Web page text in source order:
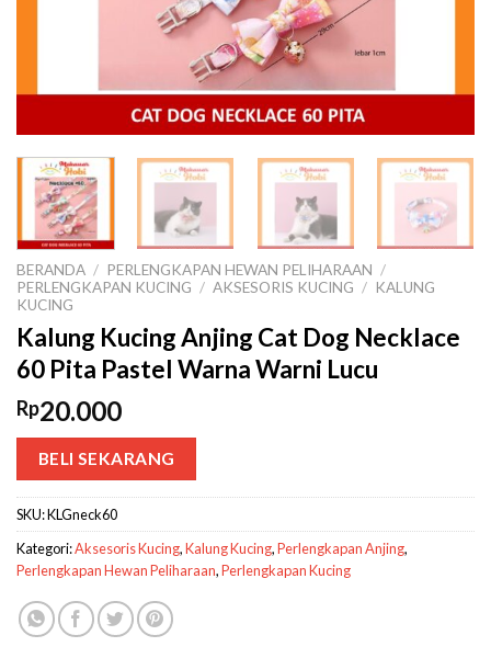
BERANDA / PERLENGKAPAN HEWAN PELIHARAAN /
PERLENGKAPAN KUCING / AKSESORIS KUCING / KALUNG
KUCING
Kalung Kucing Anjing Cat Dog Necklace
60 Pita Pastel Warna Warni Lucu
Rp20.000
BELI SEKARANG
SKU:KLGneck60
Kategori:Aksesoris Kucing,Kalung Kucing,Perlengkapan Anjing,
Perlengkapan Hewan Peliharaan,Perlengkapan Kucing